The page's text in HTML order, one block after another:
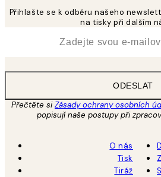
Přihlašte se k odběru našeho
na tisky při dalším
ODESLAT
Přečtěte siZásady ochrany osobních
popisují naše postupy při
O nás
Tisk
Tiráž